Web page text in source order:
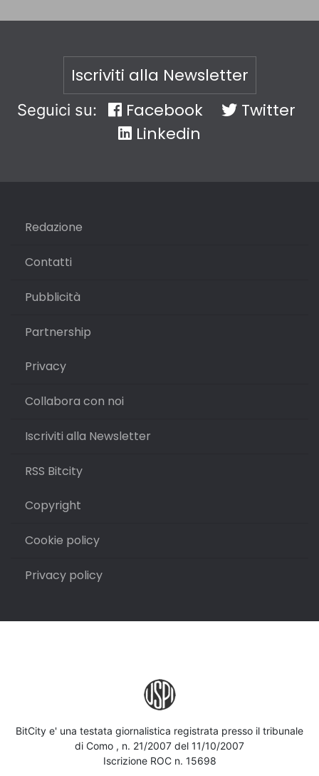
Iscriviti alla Newsletter
Seguici su: Facebook
Twitter
Linkedin
Redazione
Contatti
Pubblicità
Partnership
Privacy
Collabora con noi
Iscriviti alla Newsletter
RSS Bitcity
Copyright
Cookie policy
Privacy policy
BitCity e' una testata giornalistica registrata presso il tribunale
di Como , n. 21/2007 del 11/10/2007
Iscrizione ROC n. 15698